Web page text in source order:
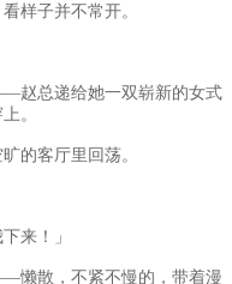
样子并不常开。
总递给她一双崭新的女式
。
的客厅里回荡。
来！」
散，不紧不慢的，带着漫